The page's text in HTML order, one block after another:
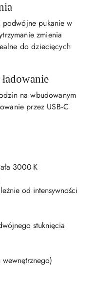
podwójne pukanie w
zmienia
do dziecięcych
na wbudowanym
przez USB‑C
3000 K
od intensywności
stuknięcia